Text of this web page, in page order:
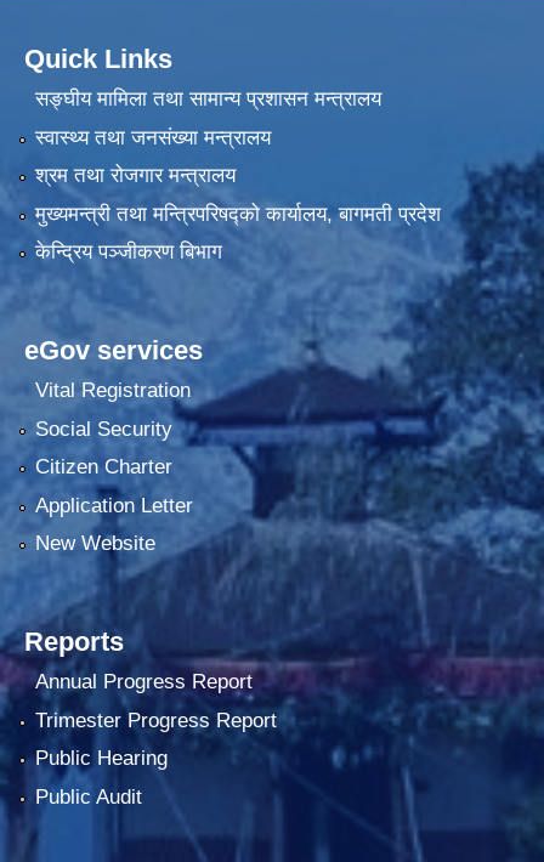
Quick Links
सङ्घीय मामिला तथा सामान्य प्रशासन मन्त्रालय
स्वास्थ्य तथा जनसंख्या मन्त्रालय
श्रम तथा रोजगार मन्त्रालय
मुख्यमन्त्री तथा मन्त्रिपरिषद्को कार्यालय, बागमती प्रदेश
केन्द्रिय पञ्जीकरण बिभाग
eGov services
Vital Registration
Social Security
Citizen Charter
Application Letter
New Website
Reports
Annual Progress Report
Trimester Progress Report
Public Hearing
Public Audit